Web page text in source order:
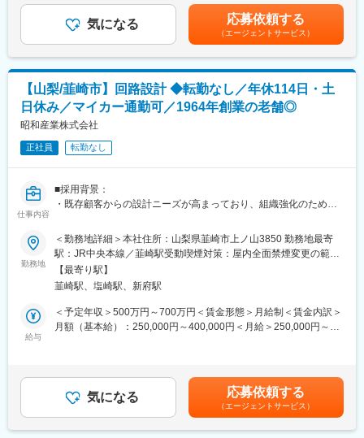
■当社の魅力：
・社員同士の仲が良く、役職や年齢に関わらずお互いのことを
「さん」付けで呼び合うフラットな社風です。
・会社まで5分の独身寮があります。徒歩圏内にコンビニがあり、
家賃は駐車場付きで7000円で住むことができます。
・年間休日122日、転勤も無く山梨県で腰を据えて長く働くこと
が出来る環境です。
変更の範囲：会社の定める業務
■業務概要：
大手半導体製造装置メーカー向け精密機器産業用機器ユニットの
・作業室やクリーンルーム内での部品組立、ネジ締め作業、検査
業務などをお任せします。
・図面を確認しながら部品を組み付け、完成品として仕上げる仕
事です。
■採用背景：
昨今の世界的な半導体需要の高まりと事業規模の拡大（生産量の
増加）に備えての募集です
■当社の強み：
合、メッキ加工など複合的な技術を有し、お客様の期待に応えて
います。
・精密穴加工に使うドリルなどの工具は自社で製造できるため、
お客様の個別の注文にも柔軟に対応することが可能です。0.03mm
いますし、ミクロン単位での切削技術は、半導体製造装置の性能
向上に必要な役割を担っています。
「さん」付けで呼び合うフラットな社風です。
・会社まで5分の独身寮があります。徒歩圏内にコンビニがあり、
家賃は駐車場付きで7000円で住むことができます。
・年間休日122日、転勤も無く山梨県で腰を据えて長く働くこと
気になる 応募依頼する
（エージェントサービス）
【山梨/韮崎市】回路設計 ◆転勤なし／年休114日・土
日休み／マイカー通勤可／1964年創業の老舗◎
昭和産業株式会社
正社員 転勤なし
仕事内容
■採用背景：
・既存顧客からの設計ニーズが高まっており、組織強化のための
■職務概要：
・放送機器や無線通信機器の受託生産を行う当社で、回路設計を
担当していただきます。
・まずはOrCADを用いた回路設計を担当し、ゆくゆくは習熟度に
応じて回路/制御両方の電気設計をお任せします。
る動作検証までご担当頂きます。※パターン設計は外注しています
・製品：通信系の制御機械・産業機器などをご担当いただきま
す。メインは半導体製造装置です。担当製品は状況やスキルに応
勤務地
＜勤務地詳細＞本社住所：山梨県韮崎市上ノ山3850 勤務地最寄
駅：JR中央本線／韮崎駅受動喫煙対策：屋内全面禁煙変更の範
囲：無
【最寄り駅】
韮崎駅、塩崎駅、新府駅
給与
＜予定年収＞500万円～700万円＜賃金形態＞月給制＜賃金内訳＞
月額（基本給）：250,000円～400,000円＜月給＞250,000円～
考を通じて上下する可能性があります。月給(月額)は固定手当を含
めた表記です。
気になる 応募依頼する
（エージェントサービス）